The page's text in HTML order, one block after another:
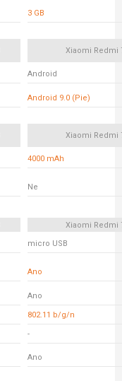
3 GB
Xiaomi Redmi
Android
Android 9.0 (Pie)
Xiaomi Redmi
4000 mAh
Ne
Xiaomi Redmi
micro USB
Ano
Ano
802.11 b/g/n
-
Ano